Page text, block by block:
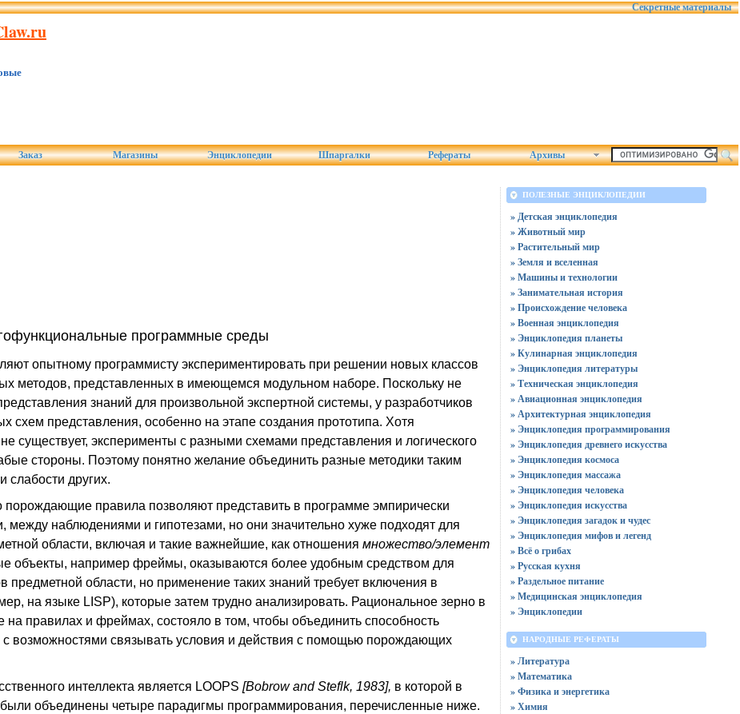
Секретные материалы
Заказ Магазины Энциклопедии Шпаргалки Рефераты Архивы
программные среды
опытному программисту экспериментировать при решении новых классов
методов, представленных в имеющемся модульном наборе. Поскольку не
знаний для произвольной экспертной системы, у разработчиков
схем представления, особенно на этапе создания прототипа. Хотя
существует, эксперименты с разными схемами представления и логического
стороны. Поэтому понятно желание объединить разные методики таким
слабости других.
правила позволяют представить в программе эмпирически
наблюдениями и гипотезами, но они значительно хуже подходят для
области, включая и такие важнейшие, как отношения множество/элемент
объекты, например фреймы, оказываются более удобным средством для
области, но применение таких знаний требует включения в
на языке LISP), которые затем трудно анализировать. Рациональное зерно в
правилах и фреймах, состояло в том, чтобы объединить способность
возможностями связывать условия и действия с помощью порождающих
интеллекта является LOOPS [Bobrow and Steflk, 1983], в которой в
объединены четыре парадигмы программирования, перечисленные ниже.
ПОЛЕЗНЫЕ ЭНЦИКЛОПЕДИИ
» Детская энциклопедия
» Животный мир
» Растительный мир
» Земля и вселенная
» Машины и технологии
» Занимательная история
» Происхождение человека
» Военная энциклопедия
» Энциклопедия планеты
» Кулинарная энциклопедия
» Энциклопедия литературы
» Техническая энциклопедия
» Авиационная энциклопедия
» Архитектурная энциклопедия
» Энциклопедия программирования
» Энциклопедия древнего искусства
» Энциклопедия космоса
» Энциклопедия массажа
» Энциклопедия человека
» Энциклопедия искусства
» Энциклопедия загадок и чудес
» Энциклопедия мифов и легенд
» Всё о грибах
» Русская кухня
» Раздельное питание
» Медицинская энциклопедия
» Энциклопедии
НАРОДНЫЕ РЕФЕРАТЫ
» Литература
» Математика
» Физика и энергетика
» Химия